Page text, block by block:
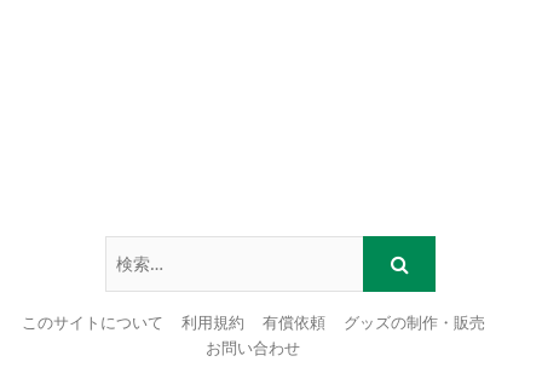
このサイトについて 利用規約 有償依頼
グッズの制作・販売
お問い合わせ